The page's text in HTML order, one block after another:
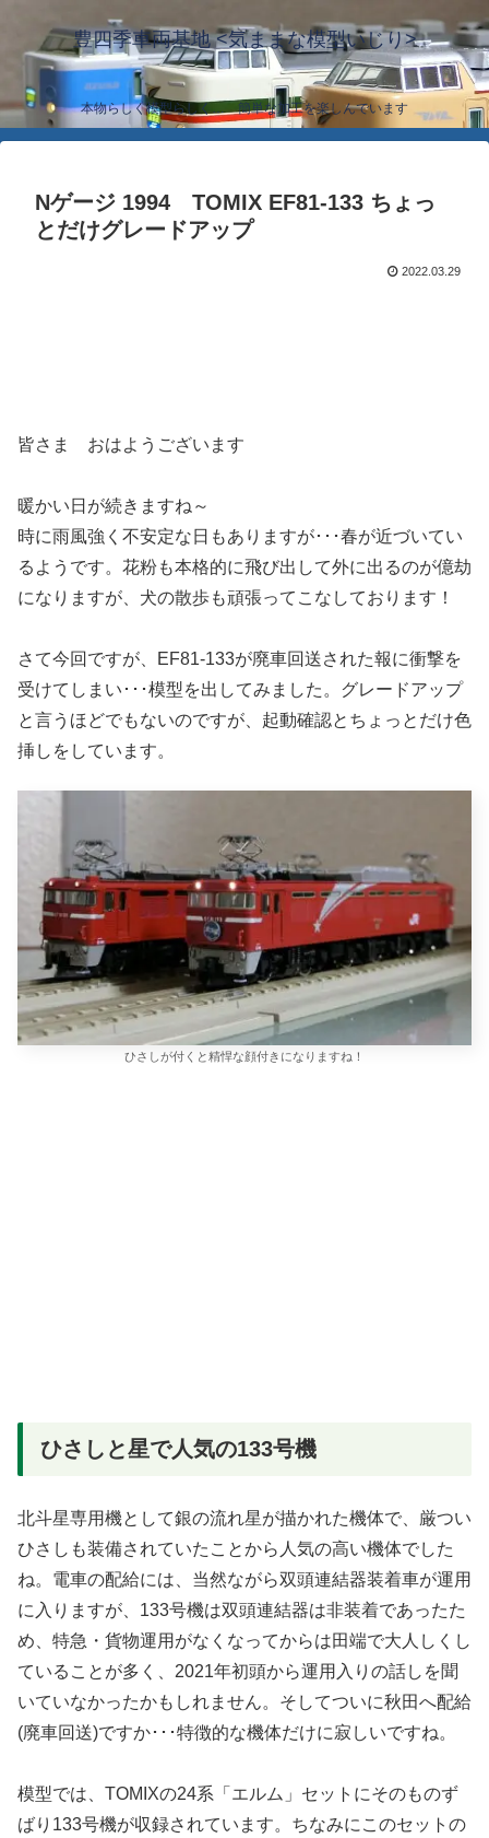
豊四季車両基地 <気ままな模型いじり>
本物らしく模型らしく… 簡単な加工を楽しんでいます
Nゲージ 1994 TOMIX EF81-133 ちょっ
とだけグレードアップ
2022.03.29
皆さま おはようございます
暖かい日が続きますね～
時に雨風強く不安定な日もありますが･･･春が近づいてい
るようです。花粉も本格的に飛び出して外に出るのが億劫
になりますが、犬の散歩も頑張ってこなしております！
さて今回ですが、EF81-133が廃車回送された報に衝撃を
受けてしまい･･･模型を出してみました。グレードアップ
と言うほどでもないのですが、起動確認とちょっとだけ色
挿しをしています。
ひさしが付くと精悍な顔付きになりますね！
ひさしと星で人気の133号機
北斗星専用機として銀の流れ星が描かれた機体で、厳つい
ひさしも装備されていたことから人気の高い機体でした
ね。電車の配給には、当然ながら双頭連結器装着車が運用
に入りますが、133号機は双頭連結器は非装着であったた
め、特急・貨物運用がなくなってからは田端で大人しくし
ていることが多く、2021年初頭から運用入りの話しを聞
いていなかったかもしれません。そしてついに秋田へ配給
(廃車回送)ですか･･･特徴的な機体だけに寂しいですね。
模型では、TOMIXの24系「エルム」セットにそのものず
ばり133号機が収録されています。ちなみにこのセットの